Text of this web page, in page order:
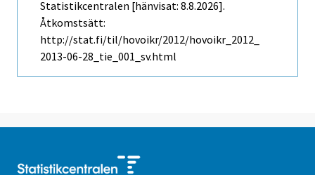
Statistikcentralen [hänvisat: 8.8.2026].
Åtkomstsätt:
http://stat.fi/til/hovoikr/2012/hovoikr_2012_
2013-06-28_tie_001_sv.html